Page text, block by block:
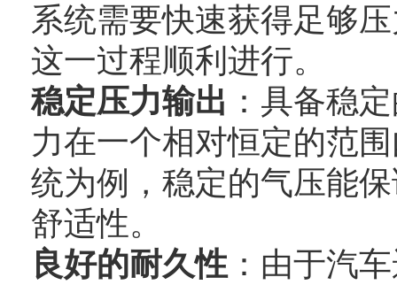
系统需要快速获得足够
这一过程顺利进行。
稳定压力输出 ：具备稳
力在一个相对恒定的范
统为例，稳定的气压能
舒适性。
良好的耐久性 ：由于汽